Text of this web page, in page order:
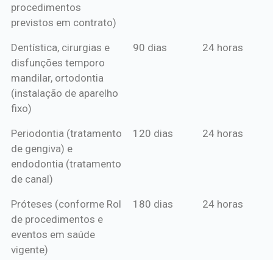
procedimentos
previstos em contrato)
Dentística, cirurgias e
disfunções temporo
mandilar, ortodontia
(instalação de aparelho
fixo)
90 dias 24 horas
Periodontia (tratamento
de gengiva) e
endodontia (tratamento
de canal)
120 dias 24 horas
Próteses (conforme Rol
de procedimentos e
eventos em saúde
vigente)
180 dias 24 horas